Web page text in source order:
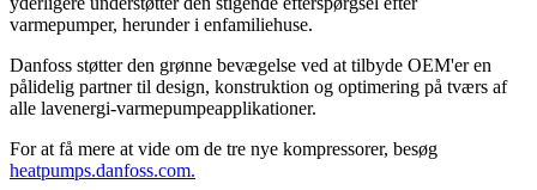
varmepumper, herunder i enfamiliehuse.
Danfoss støtter den grønne bevægelse ved at tilbyde OEM'er en
pålidelig partner til design, konstruktion og optimering på tværs af
alle lavenergi-varmepumpeapplikationer.
For at få mere at vide om de tre nye kompressorer, besøg
heatpumps.danfoss.com.